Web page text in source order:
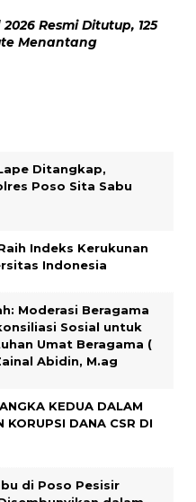
Resmi Ditutup, 125
Menantang
Ditangkap,
Poso Sita Sabu
Indeks Kerukunan
Indonesia
Moderasi Beragama
Sosial untuk
Umat Beragama (
Abidin, M.ag
KEDUA DALAM
KORUPSI DANA CSR DI
di Poso Pesisir